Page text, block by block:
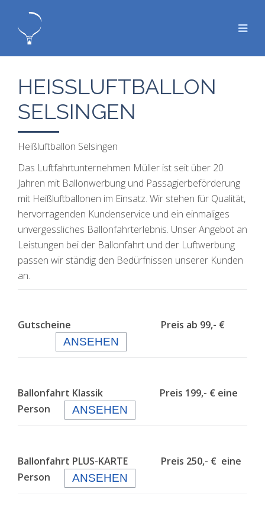
HEISSLUFTBALLON S
ELSINGEN
Heißluftballon Selsingen
Das Luftfahrtunternehmen Müller ist seit über 20
Jahren mit Ballonwerbung und Passagierbeförderung
mit Heißluftballonen im Einsatz. Wir stehen für Qualität,
hervorragenden Kundenservice und ein einmaliges
unvergessliches Ballonfahrterlebnis. Unser Angebot an
Leistungen bei der Ballonfahrt und der Luftwerbung
passen wir ständig den Bedürfnissen unserer Kunden
an.
Gutscheine Preis ab 99,- €
ANSEHEN
Ballonfahrt Klassik Preis 199,- € eine
Person
ANSEHEN
Ballonfahrt PLUS-KARTE Preis 250,- € eine
Person
ANSEHEN